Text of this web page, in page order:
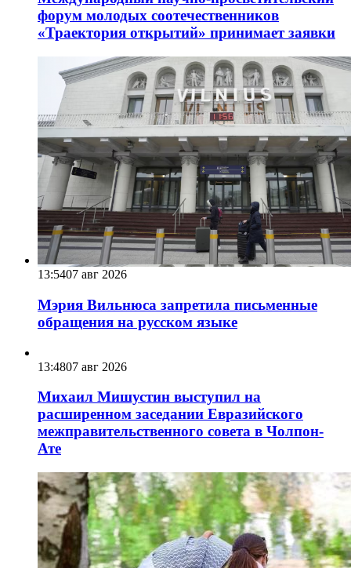
форум молодых соотечественников
«Траектория открытий» принимает заявки
13:5407 авг 2026
Мэрия Вильнюса запретила письменные
обращения на русском языке
13:4807 авг 2026
Михаил Мишустин выступил на
расширенном заседании Евразийского
межправительственного совета в Чолпон-
Ате